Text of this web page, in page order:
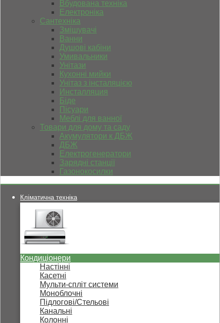
Вбудована техніка
Електроніка
Сантехніка
Змішувачі
Ванни
Душові кабіни
Умивальники
Унітази
Кухонні мийки
Унітаз з інсталяцією
Инсталляция
Біде
Пісуари
Меблі для ванної
Товари для дому та саду
Акумулятори к ДБЖ
ДБЖ
Електрогенератори
Зарядні станції
Газонокосилки
Кліматична техніка
Кондиціонери
Настінні
Касетні
Мульти-спліт системи
Моноблочні
Підлогові/Стельові
Канальні
Колонні